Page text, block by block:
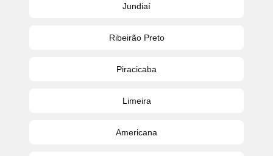
Jundiaí
Ribeirão Preto
Piracicaba
Limeira
Americana